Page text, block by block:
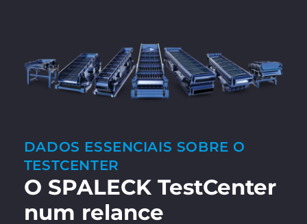
DADOS ESSENCIAIS SOBRE O
TESTCENTER
O SPALECK TestCenter
num relance